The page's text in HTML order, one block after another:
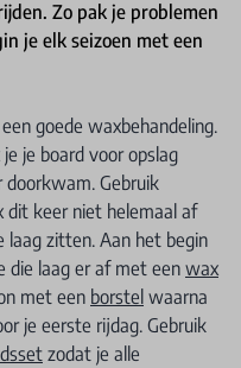
Zo pak je problemen
je elk seizoen met een
goede waxbehandeling.
je board voor opslag
doorkwam. Gebruik
dit keer niet helemaal af
laag zitten. Aan het begin
die laag er af met een wax
met een borstel waarna
je eerste rijdag. Gebruik
zodat je alle